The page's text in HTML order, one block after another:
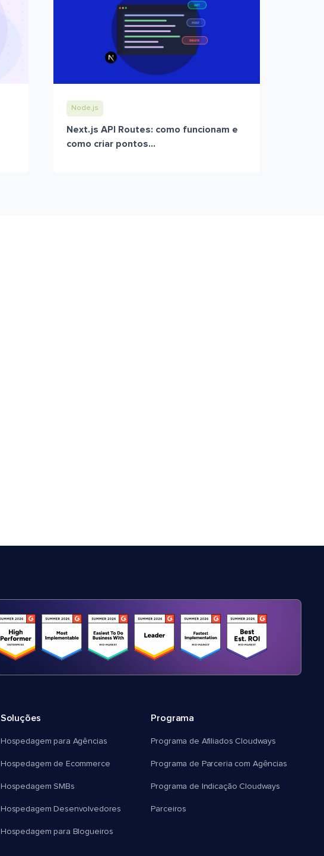
Node.js
Next.js API Routes: como funcionam e
como criar pontos...
Soluções
Hospedagem para Agências
Hospedagem de Ecommerce
Hospedagem SMBs
Hospedagem Desenvolvedores
Hospedagem para Blogueiros
Programa
Programa de Afiliados Cloudways
Programa de Parceria com Agências
Programa de Indicação Cloudways
Parceiros